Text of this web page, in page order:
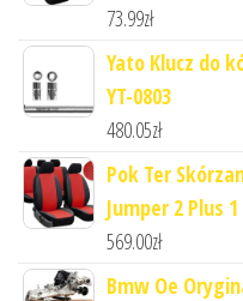
73.99zł
Yato Klucz do
YT-0803
480.05zł
Pok Ter
Jumper 2 Plus
569.00zł
Bmw Oe